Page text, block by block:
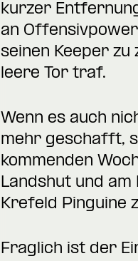
kurzer
an
seinen Keeper zu
leere Tor traf.
Wenn es auch
mehr geschafft,
kommenden
Landshut und am
Krefeld Pinguine
Fraglich ist der